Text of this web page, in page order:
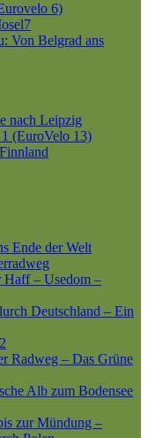
6)
Von Belgrad ans
nach Leipzig
(EuroVelo 13)
Ende der Welt
Haff – Usedom –
Deutschland – Ein
Radweg – Das Grüne
Alb zum Bodensee
zur Mündung –